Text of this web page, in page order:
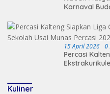
Karnaval
15 April 2026 0
Percasi
Kuliner